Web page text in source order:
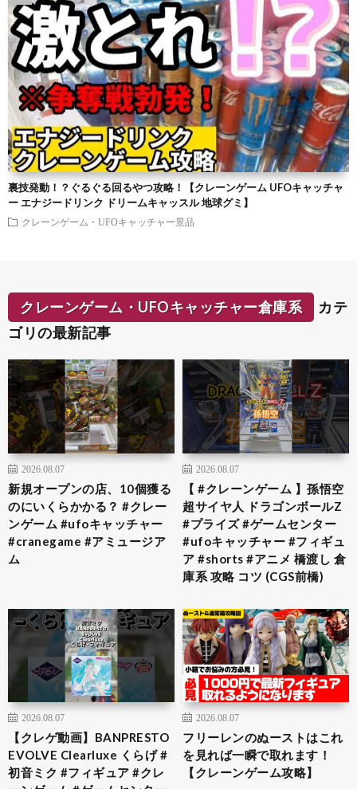
裏技発動！？ぐるぐる回るやつ攻略！【クレーンゲーム UFOキャッチャ
ー エナジードリンク ドリームキャッスル 地球グミ】
クレーンゲーム・UFOキャッチャー景品
クレーンゲーム・UFOキャッチャー倉庫系
カテ
ゴリの最新記事
2026.08.07
新規オープンの店、10個獲る
のにいくらかかる？ #クレー
ンゲーム #ufoキャッチャー
#cranegame #アミュージア
ム
2026.08.07
【 #クレーンゲーム 】孫悟空
超サイヤ人 ドラゴンボールZ
#プライズ #ゲームセンター
#ufoキャッチャー #フィギュ
ア #shorts #アニメ 橋渡し 倉
庫系 攻略 コツ (CGS前橋)
2026.08.07
【クレゲ動画】BANPRESTO
EVOLVE Clearluxe くらげ #
初音ミク #フィギュア #クレ
2026.08.07
フリーレンのぬーストはこれ
を見れば一瞬で取れます！
【クレーンゲーム攻略】